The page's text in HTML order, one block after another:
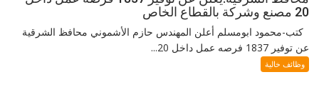
20 مصنع وشركة بالقطاع الخاص
كتب-محمود ابومسلم أعلن المهندس حازم الأشموني محافظ الشرقية
عن توفير 1837 فرصه عمل داخل 20...
وظائف خالية